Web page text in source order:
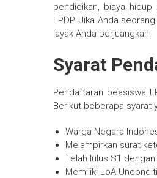
pendidikan, biaya
LPDP. Jika Anda
layak Anda perjuangkan.
Syarat
Pendaftaran beasiswa
Berikut beberapa syarat
Warga Negara
Melampirkan surat
Telah lulus S1 dengan
Memiliki LoA